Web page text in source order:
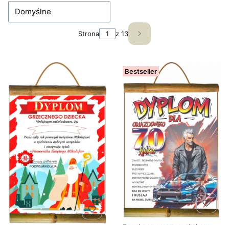
Domyślne
Strona z 13 Następne produkty
Bestseller